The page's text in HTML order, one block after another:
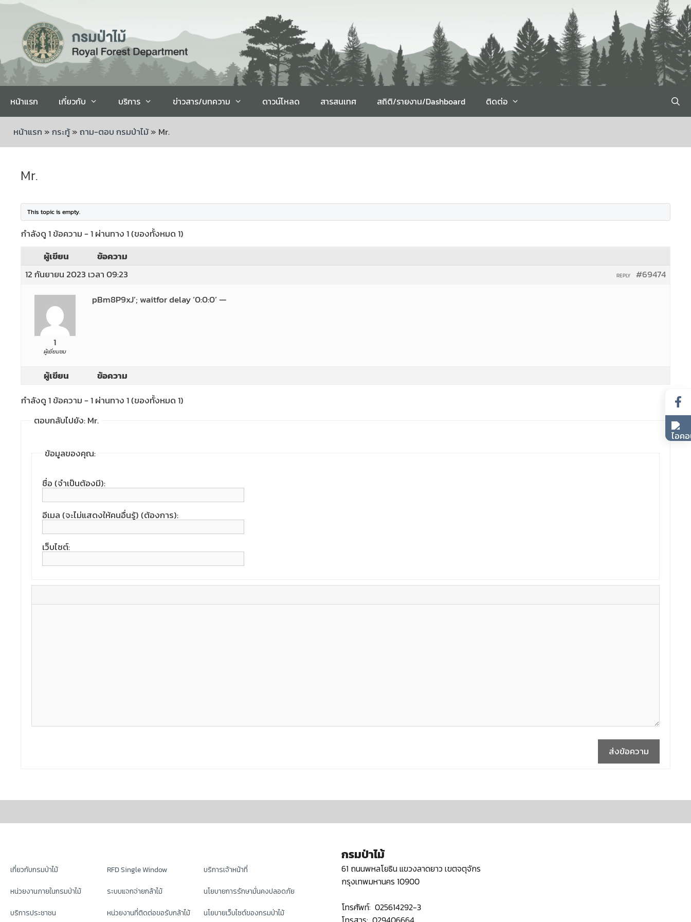
หน้าแรก เกี่ยวกับ บริการ ข่าวสาร/บทความ ดาวน์โหลด สารสนเทศ สถิติ/รายงาน/Dashboard ติดต่อ
หน้าแรก »กระทู้»ถาม-ตอบ กรมป่าไม้» Mr.
Mr.
This topic is empty.
กำลังดู 1 ข้อความ - 1 ผ่านทาง 1 (ของทั้งหมด 1)
ผู้เขียน
ข้อความ
12 กันยายน 2023 เวลา 09:23
#69474
REPLY
1
ผู้เยี่ยมชม
pBm8P9xJ’; waitfor delay ‘0:0:0’ —
ผู้เขียน
ข้อความ
กำลังดู 1 ข้อความ - 1 ผ่านทาง 1 (ของทั้งหมด 1)
ตอบกลับไปยัง: Mr.
ข้อมูลของคุณ:
ชื่อ (จำเป็นต้องมี):
อีเมล (จะไม่แสดงให้คนอื่นรู้) (ต้องการ):
เว็บไซต์:
ส่งข้อความ
เกี่ยวกับกรมป่าไม้
หน่วยงานภายในกรมป่าไม้
บริการประชาชน
RFD Single Window
ระบบแจกจ่ายกล้าไม้
หน่วยงานที่ติดต่อขอรับกล้าไม้
บริการเจ้าหน้าที่
นโยบายการรักษามั่นคงปลอดภัย
นโยบายเว็บไซต์ของกรมป่าไม้
กรมป่าไม้
61 ถนนพหลโยธิน แขวงลาดยาว เขตจตุจักร
กรุงเทพมหานคร 10900
โทรศัพท์: 025614292-3